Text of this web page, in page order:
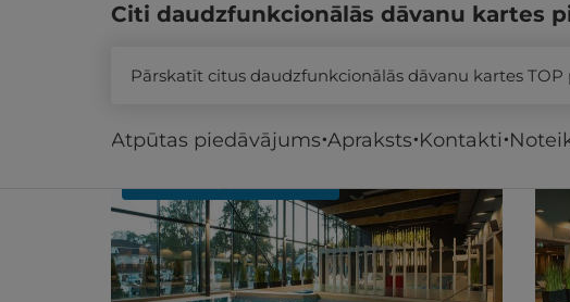
Atpūtas piedāvājums Apraksts Kontakti
Citi daudzfunkcionālās dāvanu kartes
Pārskatīt citus daudzfunkcionālās dāvanu kartes
Līdzīgi atpūtas piedāvājumi